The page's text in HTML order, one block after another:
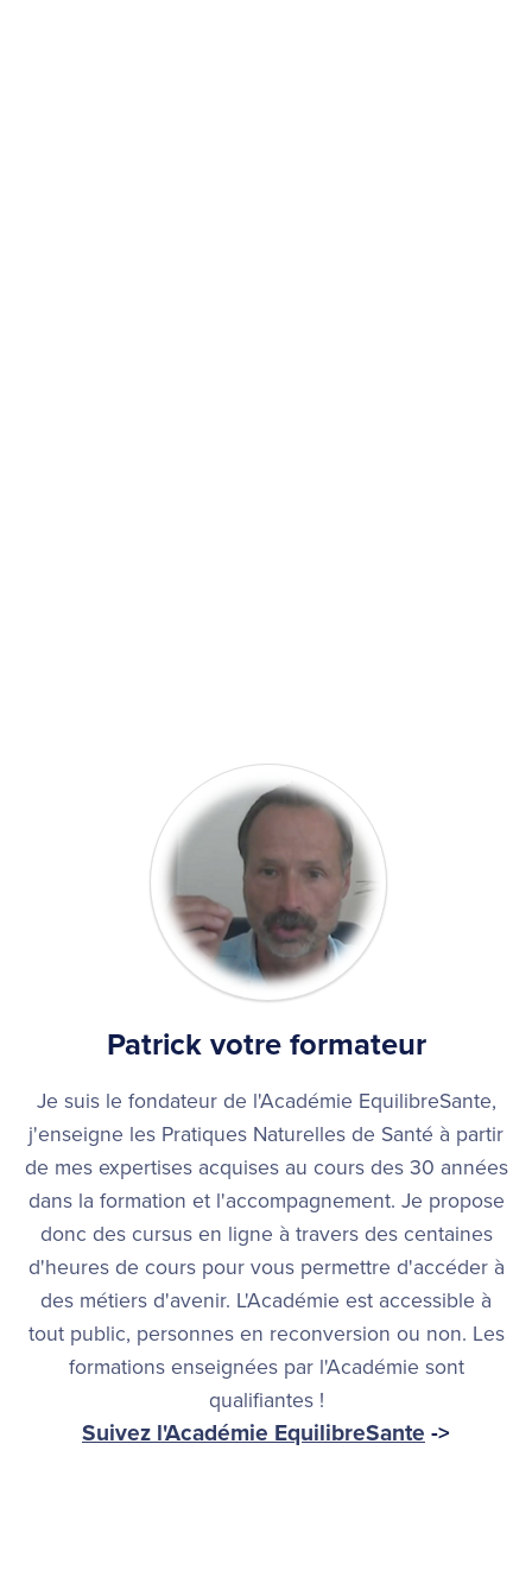
Patrick votre formateur
Je suis le fondateur de l'Académie EquilibreSante,
j'enseigne les Pratiques Naturelles de Santé à partir
de mes expertises acquises au cours des 30 années
dans la formation et l'accompagnement. Je propose
donc des cursus en ligne à travers des centaines
d'heures de cours pour vous permettre d'accéder à
des métiers d'avenir. L'Académie est accessible à
tout public, personnes en reconversion ou non. Les
formations enseignées par l'Académie sont
qualifiantes !
Suivez l'Académie EquilibreSante ->